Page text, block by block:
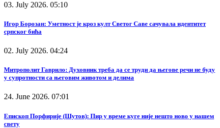
03. July 2026. 05:10
Игор Борозан: Уметност је кроз култ Светог Саве сачувала идентитет
српског бића
02. July 2026. 04:24
Митрополит Гаврило: Духовник треба да се труди да његове речи не буду
у супротности са његовим животом и делима
24. June 2026. 07:01
Епископ Порфирије (Шутов): Пир у време куге није нешто ново у нашем
свету